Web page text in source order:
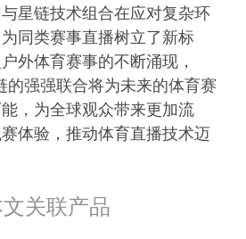
与星链技术组合在应对复杂环
同类赛事直播树立了新标
外体育赛事的不断涌现，
的强强联合将为未来的体育赛
，为全球观众带来更加流
体验，推动体育直播技术迈
关联产品